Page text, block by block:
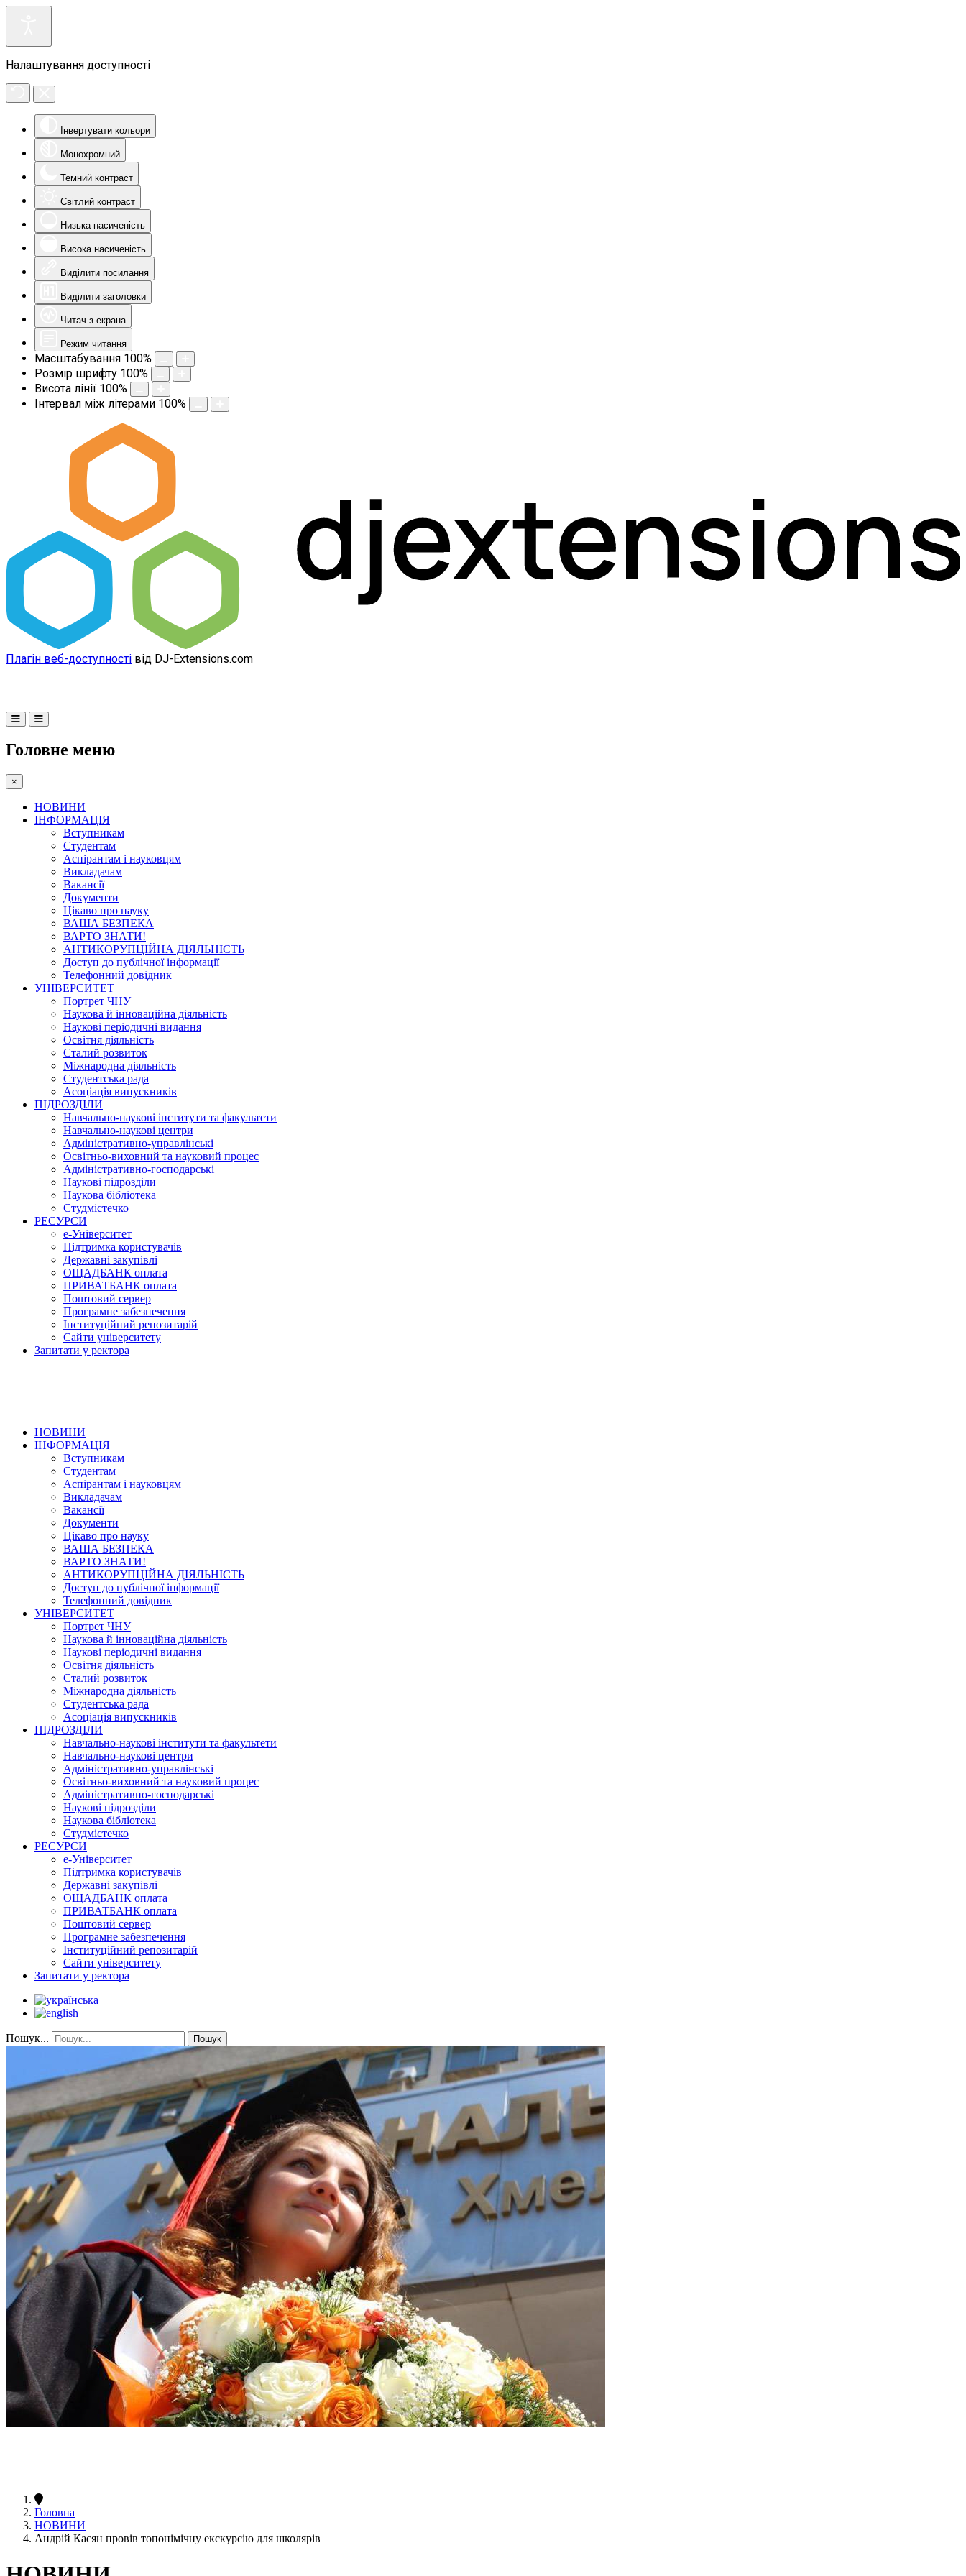
Налаштування доступності
Інвертувати кольори
Монохромний
Темний контраст
Світлий контраст
Низька насиченість
Висока насиченість
Виділити посилання
Виділити заголовки
Читач з екрана
Режим читання
Масштабування 100%
Розмір шрифту 100%
Висота лінії 100%
Інтервал між літерами 100%
Плагін веб-доступності від DJ-Extensions.com
Головне меню
×
НОВИНИ
ІНФОРМАЦІЯ
Вступникам
Студентам
Аспірантам і науковцям
Викладачам
Вакансії
Документи
Цікаво про науку
ВАША БЕЗПЕКА
ВАРТО ЗНАТИ!
АНТИКОРУПЦІЙНА ДІЯЛЬНІСТЬ
Доступ до публічної інформації
Телефонний довідник
УНІВЕРСИТЕТ
Портрет ЧНУ
Наукова й інноваційна діяльність
Наукові періодичні видання
Освітня діяльність
Сталий розвиток
Міжнародна діяльність
Студентська рада
Асоціація випускників
ПІДРОЗДІЛИ
Навчально-наукові інститути та факультети
Навчально-наукові центри
Адміністративно-управлінські
Освітньо-виховний та науковий процес
Адміністративно-господарські
Наукові підрозділи
Наукова бібліотека
Студмістечко
РЕСУРСИ
е-Університет
Підтримка користувачів
Державні закупівлі
ОЩАДБАНК оплата
ПРИВАТБАНК оплата
Поштовий сервер
Програмне забезпечення
Інституційний репозитарій
Сайти університету
Запитати у ректора
НОВИНИ
ІНФОРМАЦІЯ
Вступникам
Студентам
Аспірантам і науковцям
Викладачам
Вакансії
Документи
Цікаво про науку
ВАША БЕЗПЕКА
ВАРТО ЗНАТИ!
АНТИКОРУПЦІЙНА ДІЯЛЬНІСТЬ
Доступ до публічної інформації
Телефонний довідник
УНІВЕРСИТЕТ
Портрет ЧНУ
Наукова й інноваційна діяльність
Наукові періодичні видання
Освітня діяльність
Сталий розвиток
Міжнародна діяльність
Студентська рада
Асоціація випускників
ПІДРОЗДІЛИ
Навчально-наукові інститути та факультети
Навчально-наукові центри
Адміністративно-управлінські
Освітньо-виховний та науковий процес
Адміністративно-господарські
Наукові підрозділи
Наукова бібліотека
Студмістечко
РЕСУРСИ
е-Університет
Підтримка користувачів
Державні закупівлі
ОЩАДБАНК оплата
ПРИВАТБАНК оплата
Поштовий сервер
Програмне забезпечення
Інституційний репозитарій
Сайти університету
Запитати у ректора
Пошук... Пошук
Головна
НОВИНИ
Андрій Касян провів топонімічну екскурсію для школярів